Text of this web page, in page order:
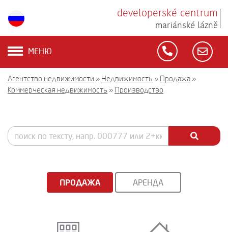
developerské centrum
mariánské lázně
МЕНЮ
Агентство недвижимости » Недвижимость » Продажа »
Коммерческая недвижимость » Производство
ПРОДАЖА АРЕНДА